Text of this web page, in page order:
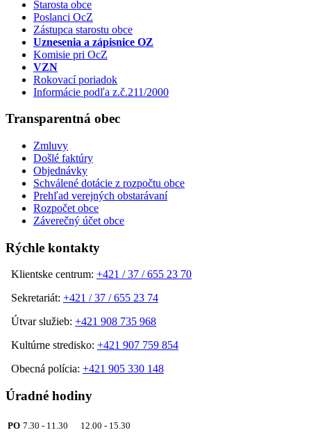
Starosta obce
Poslanci OcZ
Zástupca starostu obce
Uznesenia a zápisnice OZ
Komisie pri OcZ
VZN
Rokovací poriadok
Informácie podľa z.č.211/2000
Transparentná obec
Zmluvy
Došlé faktúry
Objednávky
Schválené dotácie z rozpočtu obce
Prehľad verejných obstarávaní
Rozpočet obce
Záverečný účet obce
Rýchle kontakty
Klientske centrum: +421 / 37 / 655 23 70
Sekretariát: +421 / 37 / 655 23 74
Útvar služieb: +421 908 735 968
Kultúrne stredisko: +421 907 759 854
Obecná polícia: +421 905 330 148
Úradné hodiny
PO 7.30 - 11.30 12.00 - 15.30